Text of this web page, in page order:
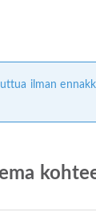
ilman